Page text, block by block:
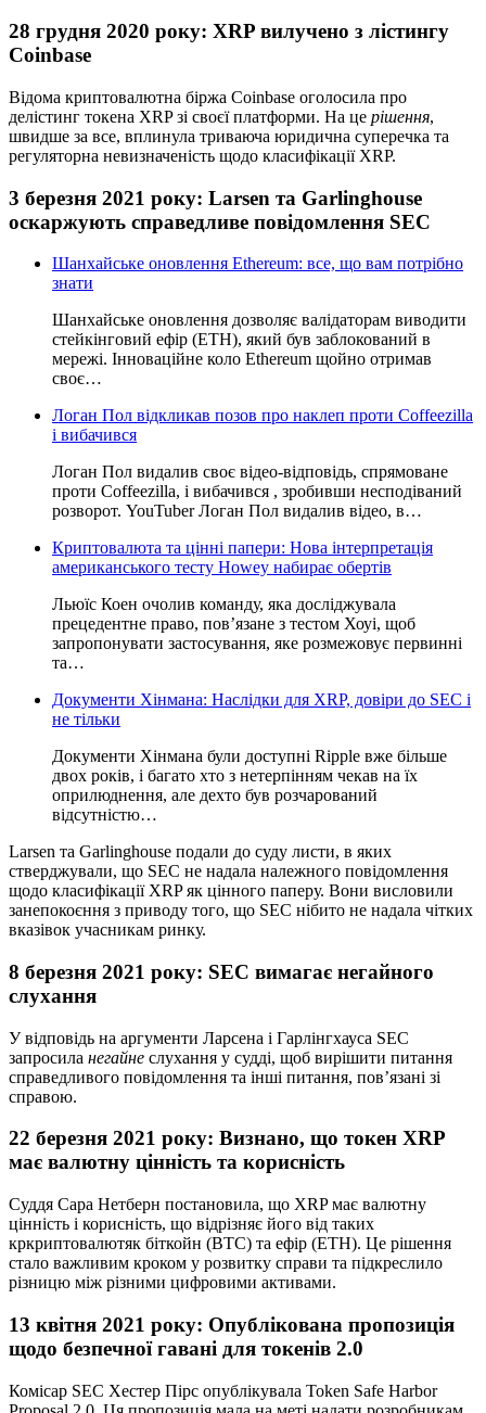
28 грудня 2020 року: XRP вилучено з лістингу
Coinbase
Відома криптовалютна біржа Coinbase оголосила про
делістинг токена XRP зі своєї платформи. На це рішення,
швидше за все, вплинула триваюча юридична суперечка та
регуляторна невизначеність щодо класифікації XRP.
3 березня 2021 року: Larsen та Garlinghouse
оскаржують справедливе повідомлення SEC
Шанхайське оновлення Ethereum: все, що вам потрібно
знати
Шанхайське оновлення дозволяє валідаторам виводити
стейкінговий ефір (ETH), який був заблокований в
мережі. Інноваційне коло Ethereum щойно отримав
своє…
Логан Пол відкликав позов про наклеп проти Coffeezilla
і вибачився
Логан Пол видалив своє відео-відповідь, спрямоване
проти Coffeezilla, і вибачився , зробивши несподіваний
розворот. YouTuber Логан Пол видалив відео, в…
Криптовалюта та цінні папери: Нова інтерпретація
американського тесту Howey набирає обертів
Льюїс Коен очолив команду, яка досліджувала
прецедентне право, пов’язане з тестом Хоуі, щоб
запропонувати застосування, яке розмежовує первинні
та…
Документи Хінмана: Наслідки для XRP, довіри до SEC і
не тільки
Документи Хінмана були доступні Ripple вже більше
двох років, і багато хто з нетерпінням чекав на їх
оприлюднення, але дехто був розчарований
відсутністю…
Larsen та Garlinghouse подали до суду листи, в яких
стверджували, що SEC не надала належного повідомлення
щодо класифікації XRP як цінного паперу. Вони висловили
занепокоєння з приводу того, що SEC нібито не надала чітких
вказівок учасникам ринку.
8 березня 2021 року: SEC вимагає негайного
слухання
У відповідь на аргументи Ларсена і Гарлінгхауса SEC
запросила негайне слухання у судді, щоб вирішити питання
справедливого повідомлення та інші питання, пов’язані зі
справою.
22 березня 2021 року: Визнано, що токен XRP
має валютну цінність та корисність
Суддя Сара Нетберн постановила, що XRP має валютну
цінність і корисність, що відрізняє його від таких
кркриптовалютяк біткойн (BTC) та ефір (ETH). Це рішення
стало важливим кроком у розвитку справи та підкреслило
різницю між різними цифровими активами.
13 квітня 2021 року: Опублікована пропозиція
щодо безпечної гавані для токенів 2.0
Комісар SEC Хестер Пірс опублікувала Token Safe Harbor